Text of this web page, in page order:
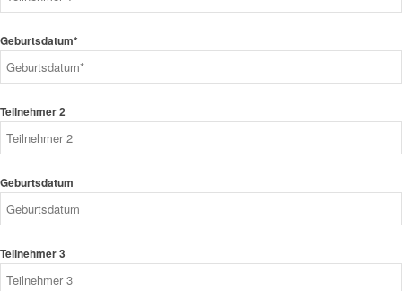
Geburtsdatum*
Teilnehmer 2
Geburtsdatum
Teilnehmer 3